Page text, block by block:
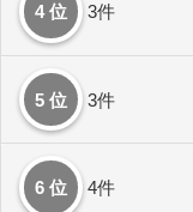
4 位 3件
5 位 3件
6 位 4件